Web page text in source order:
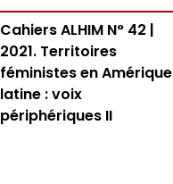
Cahiers ALHIM N° 42 |
2021. Territoires
féministes en Amérique
latine : voix
périphériques II